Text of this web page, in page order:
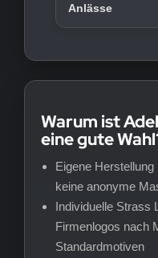
Anlässe
Warum ist
eine gute
Eigene
keine anonyme
Individuelle Strass
Firmenlogos nach
Standardmotiven